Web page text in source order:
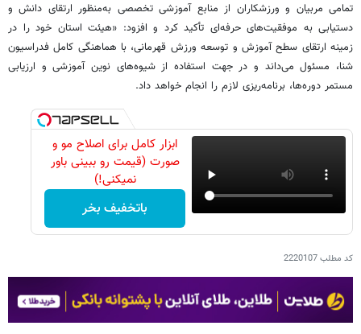
تمامی مربیان و ورزشکاران از منابع آموزشی تخصصی به‌منظور ارتقای دانش و
دستیابی به موفقیت‌های حرفه‌ای تأکید کرد و افزود: «هیئت استان خود را در
زمینه ارتقای سطح آموزش و توسعه ورزش قهرمانی، با هماهنگی کامل فدراسیون
شنا، مسئول می‌داند و در جهت استفاده از شیوه‌های نوین آموزشی و ارزیابی
مستمر دوره‌ها، برنامه‌ریزی لازم را انجام خواهد داد.
ابزار کامل برای اصلاح مو و
صورت (قیمت رو ببینی باور
نمیکنی!)
باتخفیف بخر
کد مطلب2220107